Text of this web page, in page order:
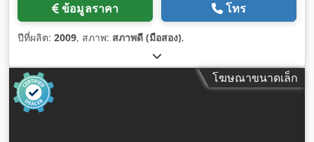
ข้อมูลราคา โทร
ปีที่ผลิต: 2009, สภาพ: สภาพดี (มือสอง),
โฆษณาขนาดเล็ก